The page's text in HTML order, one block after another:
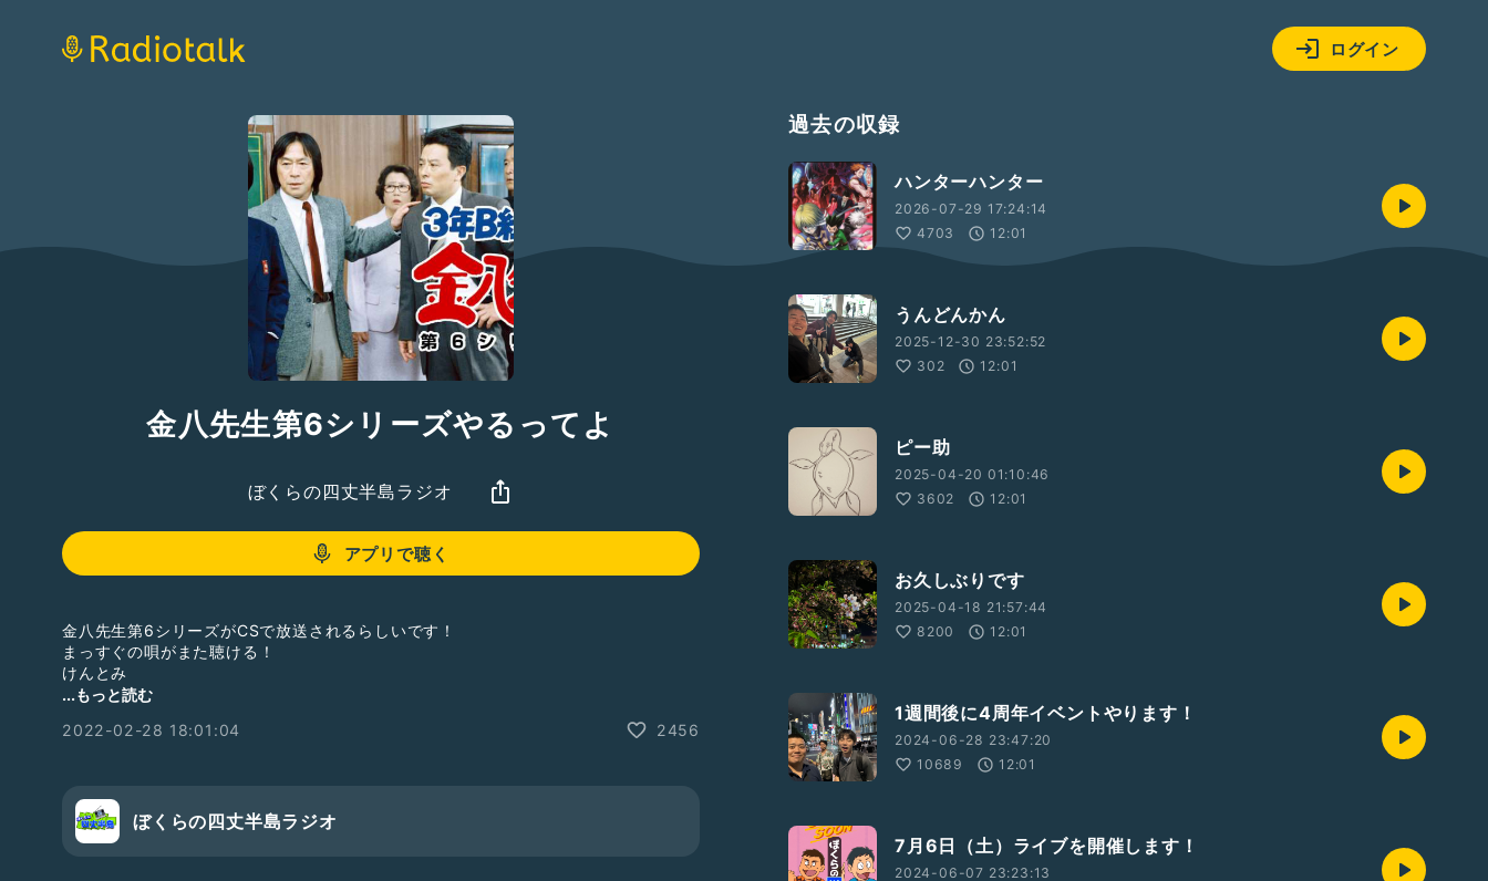
ログイン
金八先生第6シリーズやるってよ
ぼくらの四丈半島ラジオ
アプリで聴く
金八先生第6シリーズがCSで放送されるらしいです！
まっすぐの唄がまた聴ける！
けんとみ
※ 福田沙紀さんは第7シリーズでした😅
#金八先生第6シリーズ
#まっすぐの唄
#けんとみ
...もっと読む
2022-02-28 18:01:04
2456
ぼくらの四丈半島ラジオ
過去の収録
ハンターハンター
2026-07-29 17:24:14
4703
12:01
うんどんかん
2025-12-30 23:52:52
302
12:01
ピー助
2025-04-20 01:10:46
3602
12:01
お久しぶりです
2025-04-18 21:57:44
8200
12:01
1週間後に4周年イベントやります！
2024-06-28 23:47:20
10689
12:01
7月6日（土）ライブを開催します！
2024-06-07 23:23:13